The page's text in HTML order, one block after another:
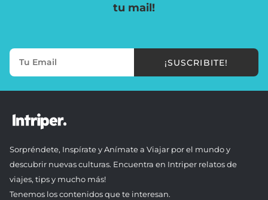
tu mail!
¡SUSCRIBITE!
Sorpréndete, Inspírate y Anímate a Viajar por el mundo y
descubrir nuevas culturas. Encuentra en Intriper relatos de
viajes, tips y mucho más!
Tenemos los contenidos que te interesan.